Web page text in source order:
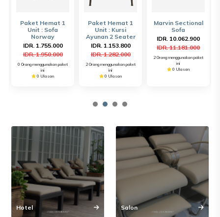
Paket Hemat 1
Unit : Sofa
Norway
IDR. 1.755.000
IDR. 1.950.000
0 Orang menggunakan paket
ini
0 Ulasan
Paket Hemat 1
Unit : Kursi
Ayunan 2 Seater
IDR. 1.153.800
IDR. 1.282.000
2 Orang menggunakan paket
ini
0 Ulasan
Marvin Sectional
Sofa
IDR. 10.062.900
IDR. 11.181.000
2 Orang menggunakan paket
ini
0 Ulasan
Hotel Salon